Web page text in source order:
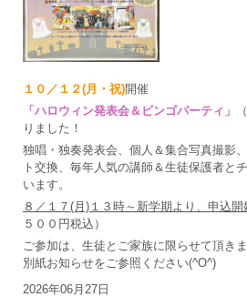
１０／１２(月・祝)開催
「ハロウィン発表会＆ビンゴパーティ」
りました！
独唱・独奏発表会、個人＆集合写真撮影
ト交換、毎年人気の講師＆生徒保護者と
います。
８／１７(月)１３時～新学期より、申込開
５００円税込）
ご参加は、生徒とご家族に限らせて頂き
別紙お知らせをご参照ください(^O^)
2026年06月27日